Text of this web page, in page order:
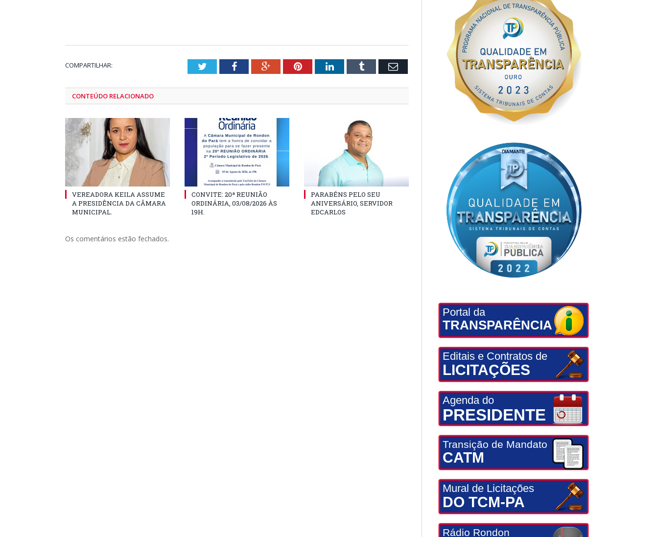
COMPARTILHAR: TwitterFacebookGoogle+PinterestLinkedInTumblr Email
CONTEÚDO RELACIONADO
VEREADORA KEILA ASSUME
A PRESIDÊNCIA DA CÂMARA
MUNICIPAL.
CONVITE: 20ª REUNIÃO
ORDINÁRIA, 03/08/2026 ÀS
19H.
PARABÉNS PELO SEU
ANIVERSÁRIO, SERVIDOR
EDCARLOS
Os comentários estão fechados.
Portal da
TRANSPARÊNCIA
Editais e Contratos de
LICITAÇÕES
Agenda do
PRESIDENTE
Transição de Mandato
CATM
Mural de Licitações
DO TCM-PA
Rádio Rondon